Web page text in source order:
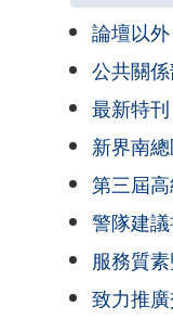
論壇以
公共關
最新特
新界南
第三屆
警隊建
服務質
致力推